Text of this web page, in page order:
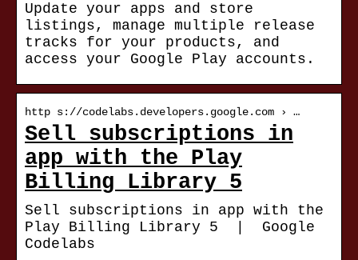
Update your apps and store
listings, manage multiple release
tracks for your products, and
access your Google Play accounts.
http s://codelabs.developers.google.com › …
Sell subscriptions in
app with the Play
Billing Library 5
Sell subscriptions in app with the
Play Billing Library 5 | Google
Codelabs